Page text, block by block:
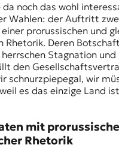
da noch das wohl
Wahlen: der Auftritt
prorussischen und
Rhetorik. Deren
herrschen Stagnation
den
schnurzpiepegal, wir
es das einzige Land
mit
Rhetorik